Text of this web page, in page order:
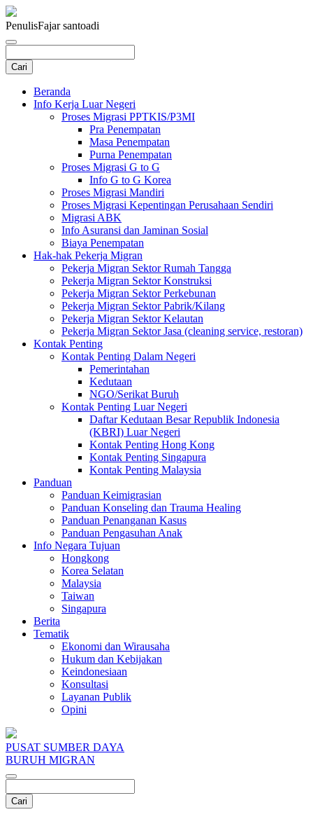
PenulisFajar santoadi
Beranda
Info Kerja Luar Negeri
Proses Migrasi PPTKIS/P3MI
Pra Penempatan
Masa Penempatan
Purna Penempatan
Proses Migrasi G to G
Info G to G Korea
Proses Migrasi Mandiri
Proses Migrasi Kepentingan Perusahaan Sendiri
Migrasi ABK
Info Asuransi dan Jaminan Sosial
Biaya Penempatan
Hak-hak Pekerja Migran
Pekerja Migran Sektor Rumah Tangga
Pekerja Migran Sektor Konstruksi
Pekerja Migran Sektor Perkebunan
Pekerja Migran Sektor Pabrik/Kilang
Pekerja Migran Sektor Kelautan
Pekerja Migran Sektor Jasa (cleaning service, restoran)
Kontak Penting
Kontak Penting Dalam Negeri
Pemerintahan
Kedutaan
NGO/Serikat Buruh
Kontak Penting Luar Negeri
Daftar Kedutaan Besar Republik Indonesia
(KBRI) Luar Negeri
Kontak Penting Hong Kong
Kontak Penting Singapura
Kontak Penting Malaysia
Panduan
Panduan Keimigrasian
Panduan Konseling dan Trauma Healing
Panduan Penanganan Kasus
Panduan Pengasuhan Anak
Info Negara Tujuan
Hongkong
Korea Selatan
Malaysia
Taiwan
Singapura
Berita
Tematik
Ekonomi dan Wirausaha
Hukum dan Kebijakan
Keindonesiaan
Konsultasi
Layanan Publik
Opini
PUSAT SUMBER DAYA
BURUH MIGRAN